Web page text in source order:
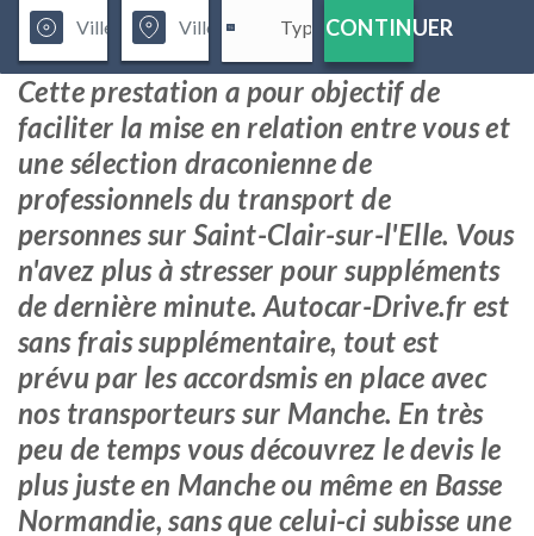
CONTINUER
Cette prestation a pour objectif de
faciliter la mise en relation entre vous et
une sélection draconienne de
professionnels du transport de
personnes sur Saint-Clair-sur-l'Elle. Vous
n'avez plus à stresser pour suppléments
de dernière minute. Autocar-Drive.fr est
sans frais supplémentaire, tout est
prévu par les accordsmis en place avec
nos transporteurs sur Manche. En très
peu de temps vous découvrez le devis le
plus juste en Manche ou même en Basse
Normandie, sans que celui-ci subisse une